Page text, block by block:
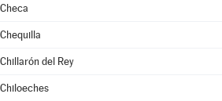
Checa
Chequilla
Chillarón del Rey
Chiloeches